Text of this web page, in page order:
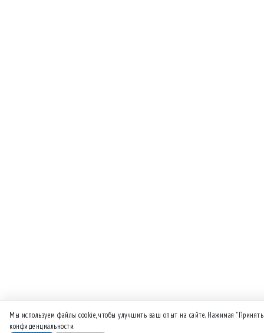
Мы используем файлы cookie, чтобы улучшить ваш опыт на сайте. Нажимая
конфиденциальности.